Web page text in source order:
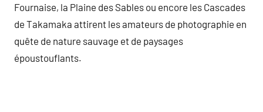
Fournaise, la Plaine des Sables ou encore les Cascades
de Takamaka attirent les amateurs de photographie en
quête de nature sauvage et de paysages
époustouflants.